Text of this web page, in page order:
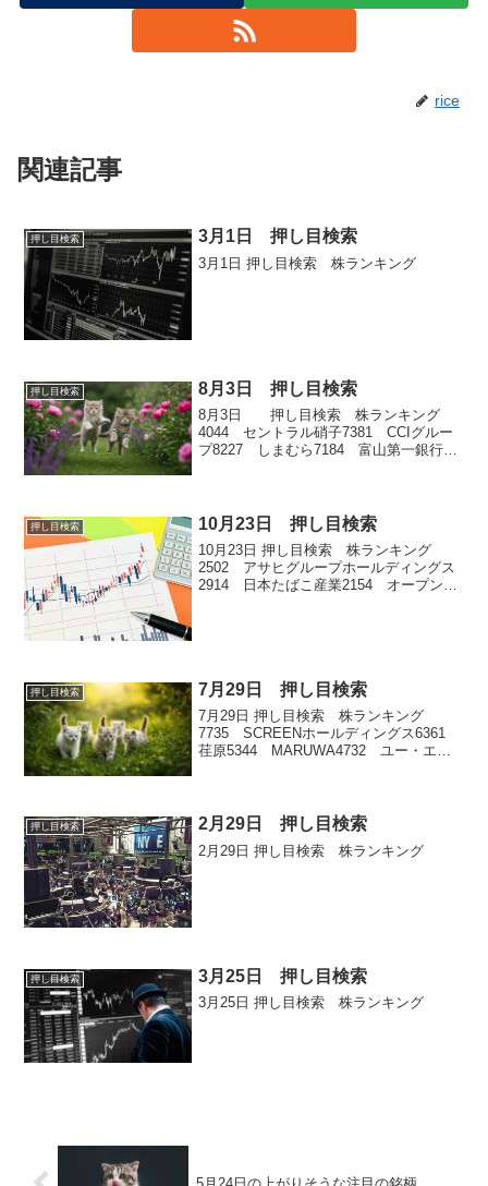
rice
関連記事
押し目検索 3月1日 押し目検索
3月1日 押し目検索 株ランキング
押し目検索 8月3日 押し目検索
8月3日 押し目検索 株ランキング
4044 セントラル硝子7381 CCIグルー
プ8227 しまむら7184 富山第一銀行
押し目検索 10月23日 押し目検索
10月23日 押し目検索 株ランキング
2502 アサヒグループホールディングス
2914 日本たばこ産業2154 オープンア
押し目検索 7月29日 押し目検索
7月29日 押し目検索 株ランキング
7735 SCREENホールディングス6361
荏原5344 MARUWA4732 ユー・エ
押し目検索 2月29日 押し目検索
2月29日 押し目検索 株ランキング
押し目検索 3月25日 押し目検索
3月25日 押し目検索 株ランキング